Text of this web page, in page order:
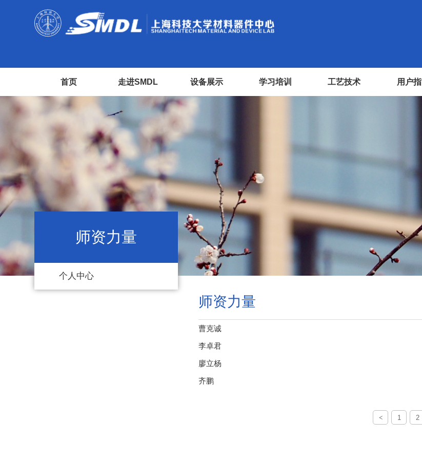
首页 走进SMDL 设备展示 学习培训 工艺技术 用户
师资力量
个人中心
师资力量
曹克诚
李卓君
廖立杨
齐鹏
< 1 2